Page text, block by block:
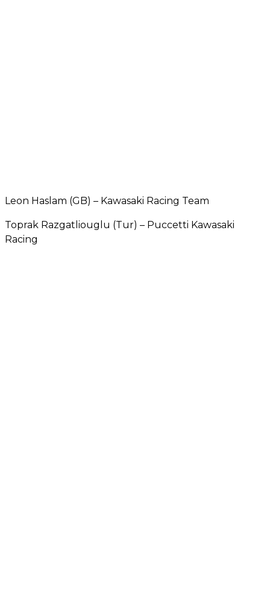
Leon Haslam (GB) – Kawasaki Racing Team
Toprak Razgatliouglu (Tur) – Puccetti Kawasaki
Racing